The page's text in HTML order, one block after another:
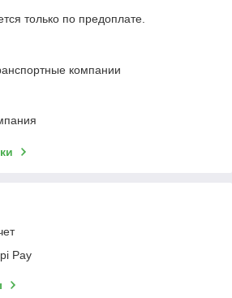
только по предоплате.
компании
Pay